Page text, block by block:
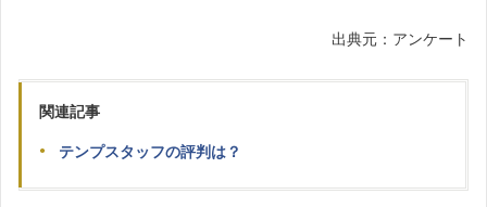
出典元：アンケート
関連記事
テンプスタッフの評判は？